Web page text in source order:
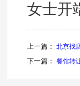
女士开
上一篇：
北京找
下一篇：
餐馆转